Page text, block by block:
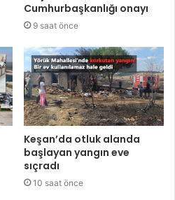
Cumhurbaşkanlığı onayı
9 saat önce
Keşan’da otluk alanda
başlayan yangın eve
sıçradı
10 saat önce